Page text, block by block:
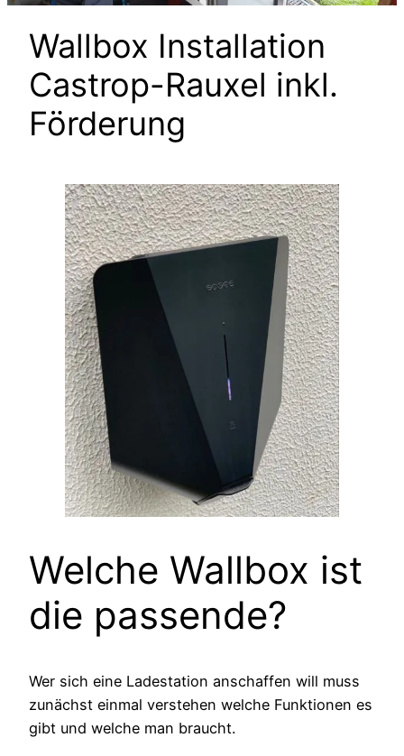
Wallbox Installation
Castrop-Rauxel inkl.
Förderung
Welche Wallbox ist
die passende?
Wer sich eine Ladestation anschaffen will muss
zunächst einmal verstehen welche Funktionen es
gibt und welche man braucht.